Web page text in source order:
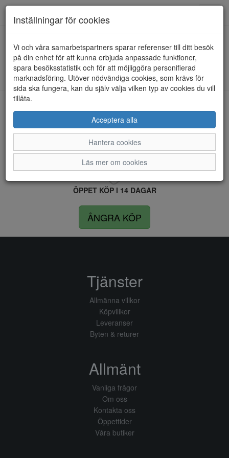
HEM ECCO
Kunde inte hitta några artiklar...
LEVERANS INOM 4 DAGAR INOM SVERIGE
FRI FRAKT VID KÖP ÖVER 1.500 KR
ÖPPET KÖP I 14 DAGAR
ÅNGRA KÖP
Inställningar för cookies
Vi och våra samarbetspartners sparar referenser till ditt besök
på din enhet för att kunna erbjuda anpassade funktioner,
spara besöksstatistik och för att möjliggöra personifierad
marknadsföring. Utöver nödvändiga cookies, som krävs för
sida ska fungera, kan du själv välja vilken typ av cookies du vill
tillåta.
Acceptera alla
Hantera cookies
Läs mer om cookies
Tjänster
Allmänna villkor
Köpvillkor
Leveranser
Byten & returer
Allmänt
Vanliga frågor
Om oss
Kontakta oss
Öppettider
Våra butiker